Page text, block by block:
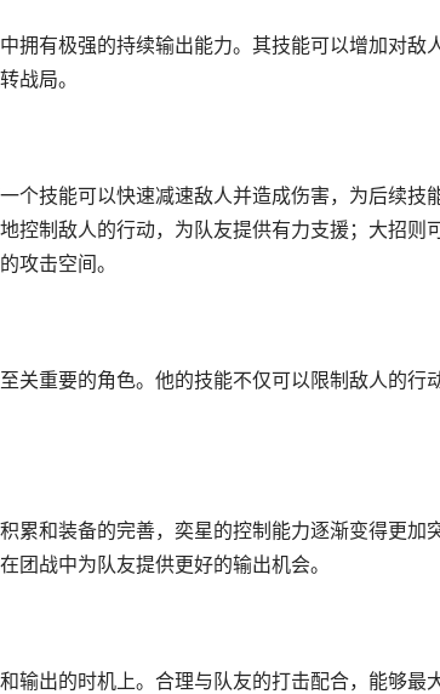
拥有极强的持续输出能力。其技能可以增加对敌
战局。
个技能可以快速减速敌人并造成伤害，为后续技
控制敌人的行动，为队友提供有力支援；大招则
攻击空间。
关重要的角色。他的技能不仅可以限制敌人的行
累和装备的完善，奕星的控制能力逐渐变得更加
团战中为队友提供更好的输出机会。
输出的时机上。合理与队友的打击配合，能够最